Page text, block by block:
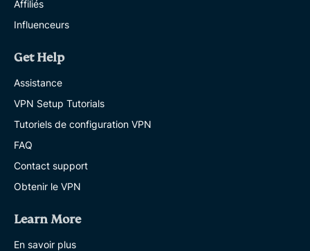
Affiliés
Influenceurs
Get Help
Assistance
VPN Setup Tutorials
Tutoriels de configuration VPN
FAQ
Contact support
Obtenir le VPN
Learn More
En savoir plus